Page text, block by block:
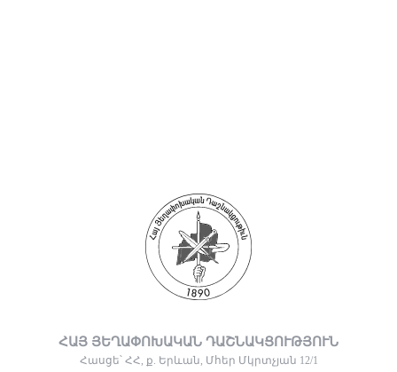
ՀԱՅ ՅԵՂԱՓՈԽԱԿԱՆ ԴԱՇՆԱԿՑՈՒԹՅՈՒՆ
Հասցե՝ ՀՀ, ք. Երևան, Մհեր Մկրտչյան 12/1